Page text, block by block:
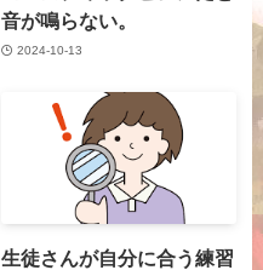
音が鳴らない。
2024-10-13
生徒さんが自分に合う練習